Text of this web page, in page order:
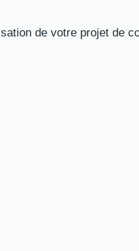
de votre projet de